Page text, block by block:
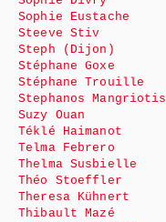
Sophie Eustache
Steeve Stiv
Steph (Dijon)
Stéphane Goxe
Stéphane Trouille
Stephanos Mangriotis
Suzy Ouan
Téklé Haimanot
Telma Febrero
Thelma Susbielle
Théo Stoeffler
Theresa Kühnert
Thibault Mazé